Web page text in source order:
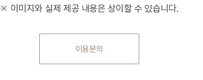
※ 이미지와 실제 제공 내용은 상이할 수 있습니다.
이용문의